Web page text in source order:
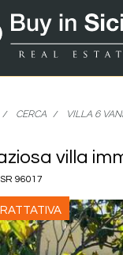
CERCA VILLA 6
villa
96017